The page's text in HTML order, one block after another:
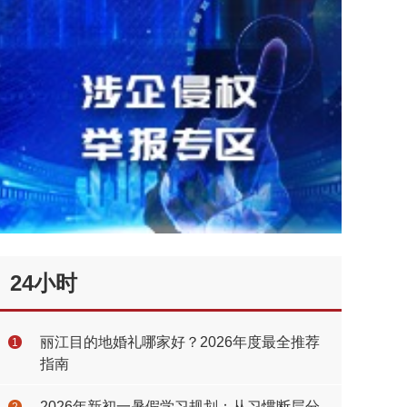
24小时
1
丽江目的地婚礼哪家好？2026年度最全推荐
指南